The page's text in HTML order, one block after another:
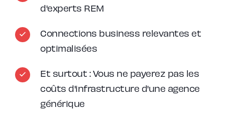
d'experts REM
Connections business relevantes et
optimalisées
Et surtout : Vous ne payerez pas les
coûts d'infrastructure d'une agence
générique